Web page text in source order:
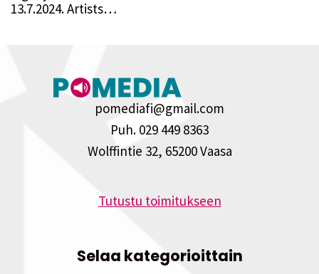
13.7.2024. Artists…
pomediafi@gmail.com
Puh. 029 449 8363
Wolffintie 32, 65200 Vaasa
Tutustu toimitukseen
Selaa kategorioittain